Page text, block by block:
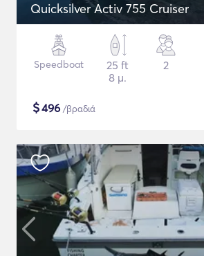
Quicksilver Activ 755 Cruiser
Speedboat
25 ft
8 μ.
2
$496 /βραδιά